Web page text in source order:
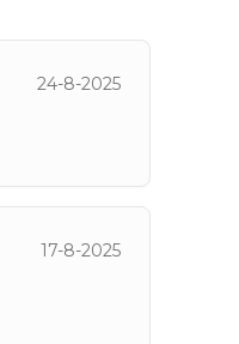
24-8-2025
17-8-2025